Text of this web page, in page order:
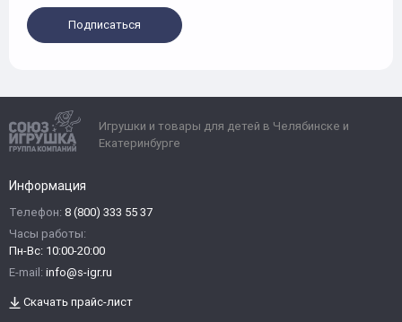
Подписаться
Игрушки и товары для детей в Челябинске и
Екатеринбурге
Информация
Телефон: 8 (800) 333 55 37
Часы работы:
Пн-Вс: 10:00-20:00
E-mail: info@s-igr.ru
Скачать прайс-лист